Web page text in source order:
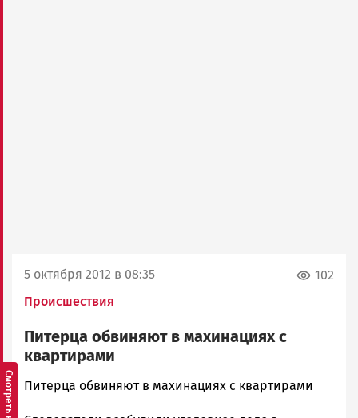
5 октября 2012 в 08:35
Происшествия
102
Питерца обвиняют в махинациях с
квартирами
admintimur
Питерца обвиняют в махинациях с квартирами